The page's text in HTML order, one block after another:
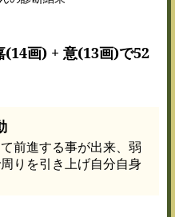
画) + 意(13画)で52
前進する事が出来、弱
りを引き上げ自分自身